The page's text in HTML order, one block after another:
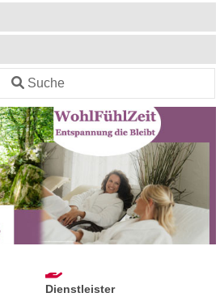
Suche
Dienstleister